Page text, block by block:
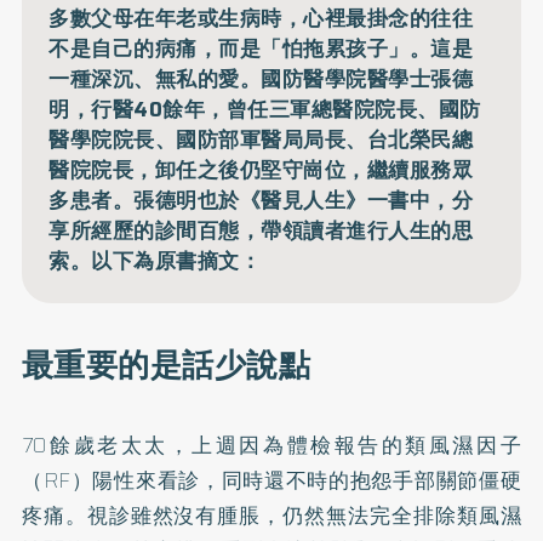
多數父母在年老或生病時，心裡最掛念的往往
不是自己的病痛，而是「怕拖累孩子」。這是
一種深沉、無私的愛。國防醫學院醫學士張德
明，行醫40餘年，曾任三軍總醫院院長、國防
醫學院院長、國防部軍醫局局長、台北榮民總
醫院院長，卸任之後仍堅守崗位，繼續服務眾
多患者。張德明也於《醫見人生》一書中，分
享所經歷的診間百態，帶領讀者進行人生的思
索。以下為原書摘文：
最重要的是話少說點
70餘歲老太太，上週因為體檢報告的類風濕因子
（RF）陽性來看診，同時還不時的抱怨手部關節僵硬
疼痛。視診雖然沒有腫脹，仍然無法完全排除類風濕